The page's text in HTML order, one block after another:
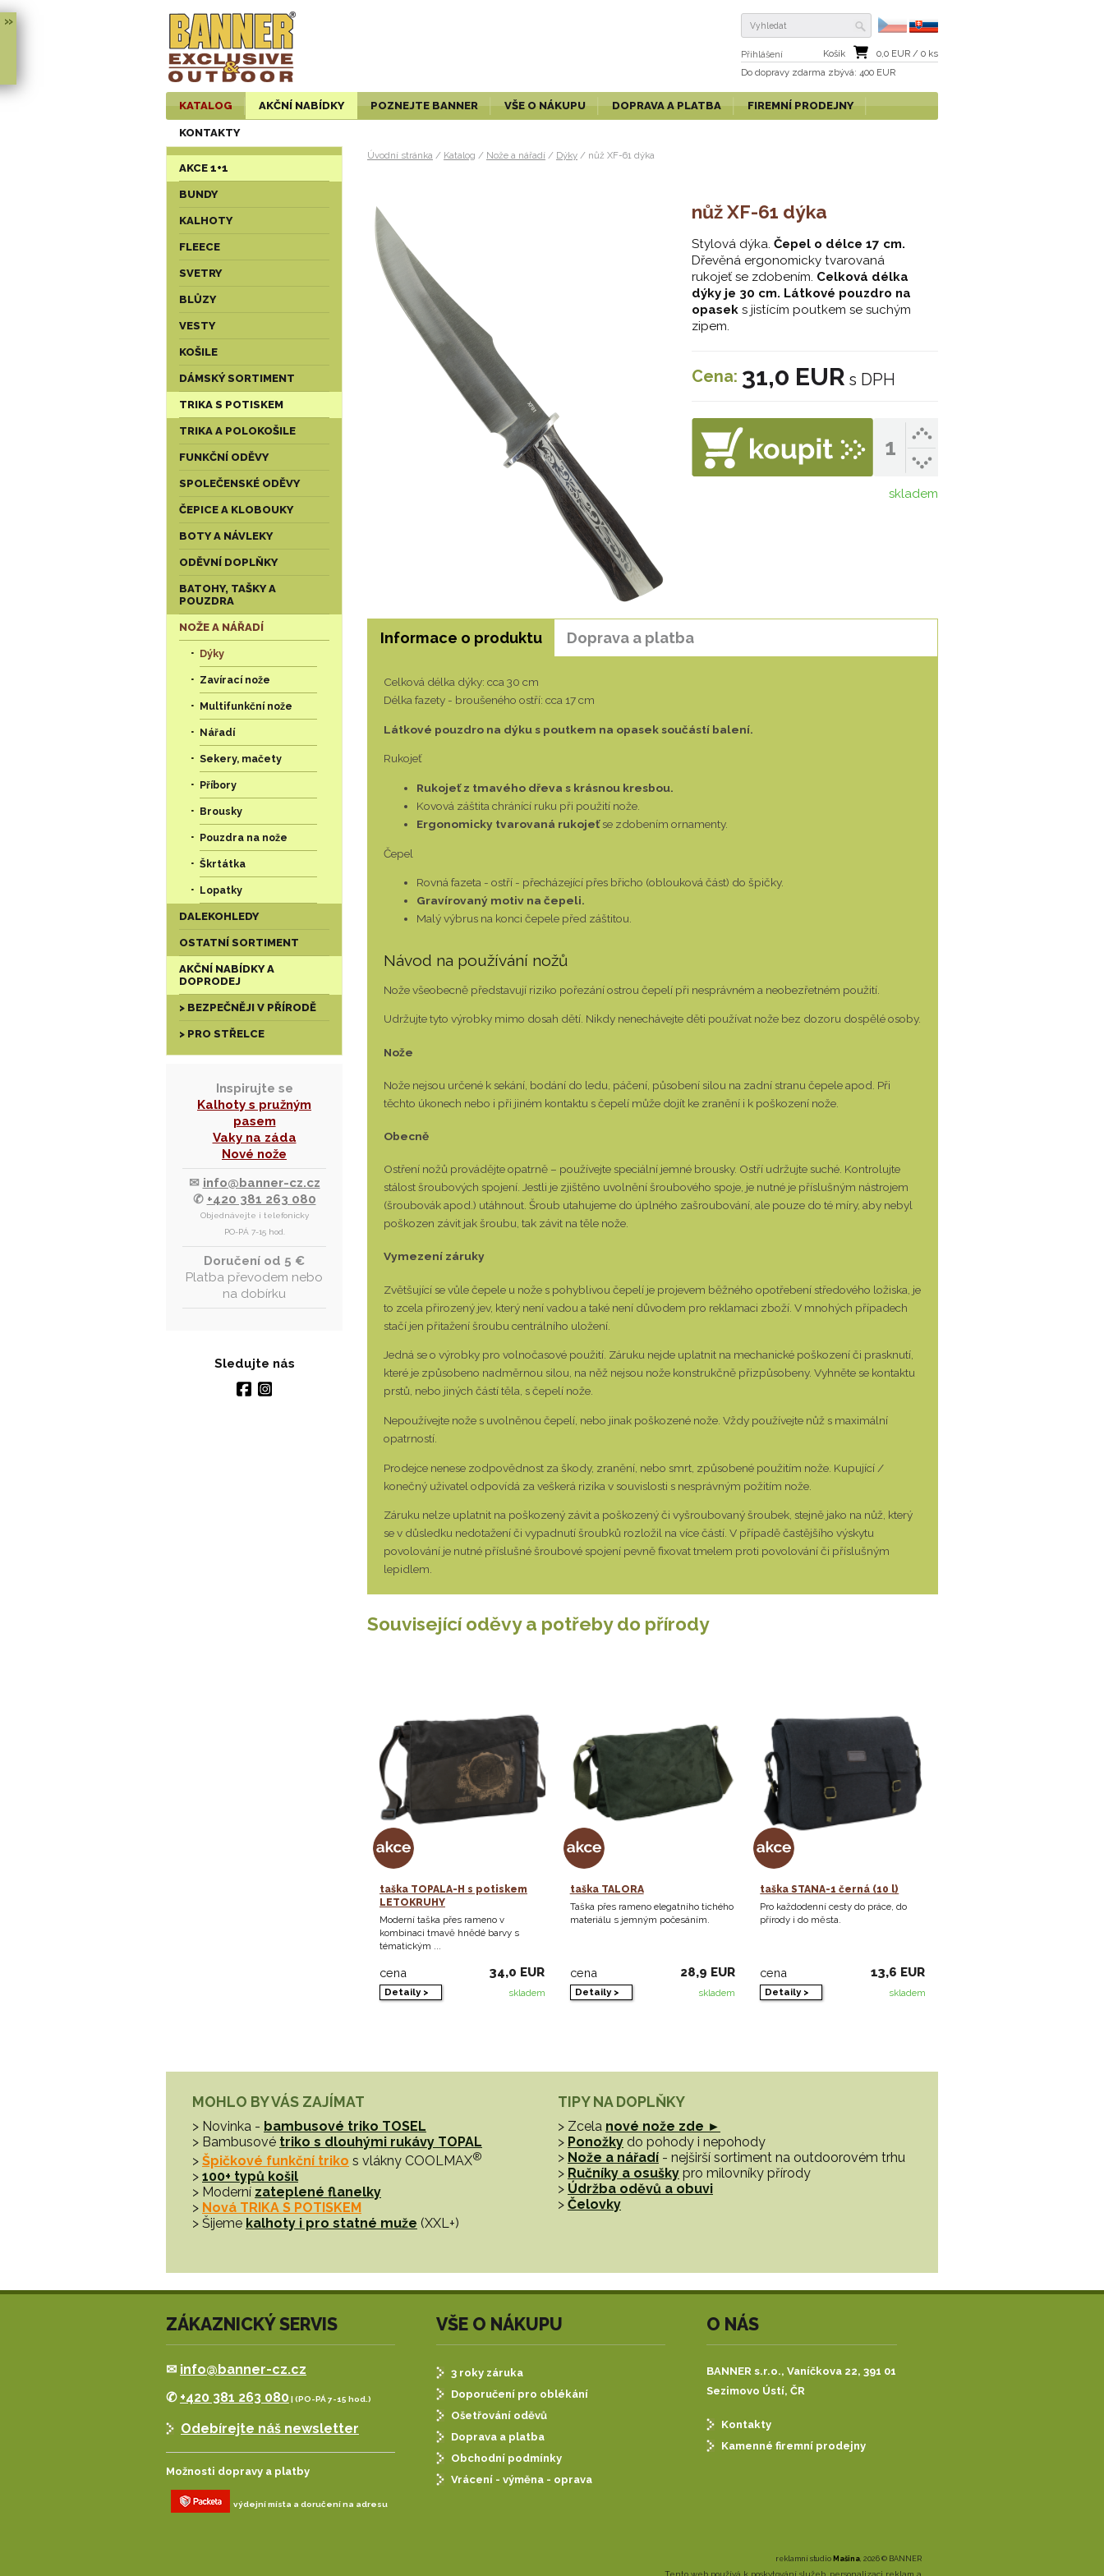
»
Přihlášení Košík 0,0 EUR / 0 ks
Do dopravy zdarma zbývá: 400 EUR
KATALOG AKČNÍ NABÍDKY POZNEJTE BANNER VŠE O NÁKUPU DOPRAVA A PLATBA FIREMNÍ PRODEJNY
KONTAKTY
AKCE 1+1
BUNDY
KALHOTY
FLEECE
SVETRY
BLŮZY
VESTY
KOŠILE
DÁMSKÝ SORTIMENT
TRIKA S POTISKEM
TRIKA A POLOKOŠILE
FUNKČNÍ ODĚVY
SPOLEČENSKÉ ODĚVY
ČEPICE A KLOBOUKY
BOTY A NÁVLEKY
ODĚVNÍ DOPLŇKY
BATOHY, TAŠKY A
POUZDRA
NOŽE A NÁŘADÍ
Dýky
Zavírací nože
Multifunkční nože
Nářadí
Sekery, mačety
Příbory
Brousky
Pouzdra na nože
Škrtátka
Lopatky
DALEKOHLEDY
OSTATNÍ SORTIMENT
AKČNÍ NABÍDKY A
DOPRODEJ
> BEZPEČNĚJI V PŘÍRODĚ
> PRO STŘELCE
Inspirujte se
Kalhoty s pružným
pasem
Vaky na záda
Nové nože
✉ info@banner-cz.cz
✆ +420 381 263 080
Objednávejte i telefonicky
PO-PÁ 7-15 hod.
Doručení od 5 €
Platba převodem nebo
na dobírku
Sledujte nás
Úvodní stránka / Katalog / Nože a nářadí / Dýky / nůž XF-61 dýka
nůž XF-61 dýka
Stylová dýka. Čepel o délce 17 cm.
Dřevěná ergonomicky tvarovaná
rukojeť se zdobením. Celková délka
dýky je 30 cm. Látkové pouzdro na
opasek s jistícím poutkem se suchým
zipem.
Cena: 31,0 EUR s DPH
skladem
Informace o produktu Doprava a platba
Celková délka dýky: cca 30 cm
Délka fazety - broušeného ostří: cca 17 cm
Látkové pouzdro na dýku s poutkem na opasek součástí balení.
Rukojeť
Rukojeť z tmavého dřeva s krásnou kresbou.
Kovová záštita chránící ruku při použití nože.
Ergonomicky tvarovaná rukojeťse zdobením ornamenty.
Čepel
Rovná fazeta - ostří - přecházející přes břicho (oblouková část) do špičky.
Gravírovaný motiv na čepeli.
Malý výbrus na konci čepele před záštitou.
Návod na používání nožů
Nože všeobecně představují riziko pořezání ostrou čepelí při nesprávném a neobezřetném použití.
Udržujte tyto výrobky mimo dosah dětí. Nikdy nenechávejte děti používat nože bez dozoru dospělé osoby.
Nože
Nože nejsou určené k sekání, bodání do ledu, páčení, působení silou na zadní stranu čepele apod. Při
těchto úkonech nebo i při jiném kontaktu s čepelí může dojít ke zranění i k poškození nože.
Obecně
Ostření nožů provádějte opatrně – používejte speciální jemné brousky. Ostří udržujte suché. Kontrolujte
stálost šroubových spojení. Jestli je zjištěno uvolnění šroubového spoje, je nutné je příslušným nástrojem
(šroubovák apod.) utáhnout. Šroub utahujeme do úplného zašroubování, ale pouze do té míry, aby nebyl
poškozen závit jak šroubu, tak závit na těle nože.
Vymezení záruky
Zvětšující se vůle čepele u nože s pohyblivou čepelí je projevem běžného opotřebení středového ložiska, je
to zcela přirozený jev, který není vadou a také není důvodem pro reklamaci zboží. V mnohých případech
stačí jen přitažení šroubu centrálního uložení.
Jedná se o výrobky pro volnočasové použití. Záruku nejde uplatnit na mechanické poškození či prasknutí,
které je způsobeno nadměrnou silou, na něž nejsou nože konstrukčně přizpůsobeny. Vyhněte se kontaktu
prstů, nebo jiných částí těla, s čepelí nože.
Nepoužívejte nože s uvolněnou čepelí, nebo jinak poškozené nože. Vždy používejte nůž s maximální
opatrností.
Prodejce nenese zodpovědnost za škody, zranění, nebo smrt, způsobené použitím nože. Kupující /
konečný uživatel odpovídá za veškerá rizika v souvislosti s nesprávným požitím nože.
Záruku nelze uplatnit na poškozený závit a poškozený či vyšroubovaný šroubek, stejně jako na nůž, který
se v důsledku nedotažení či vypadnutí šroubků rozložil na více částí. V případě častějšího výskytu
povolování je nutné příslušné šroubové spojení pevně fixovat tmelem proti povolování či příslušným
lepidlem.
Související oděvy a potřeby do přírody
taška TOPALA-H s potiskem
LETOKRUHY
Moderní taška přes rameno v
kombinaci tmavě hnědé barvy s
tématickým ...
cena 34,0 EUR
Detaily > skladem
taška TALORA
Taška přes rameno elegatního tichého
materiálu s jemným počesáním.
cena 28,9 EUR
Detaily > skladem
taška STANA-1 černá (10 l)
Pro každodenní cesty do práce, do
přírody i do města.
cena 13,6 EUR
Detaily > skladem
MOHLO BY VÁS ZAJÍMAT
> Novinka - bambusové triko TOSEL
> Bambusové triko s dlouhými rukávy TOPAL
> Špičkové funkční triko s vlákny COOLMAX®
> 100+ typů košil
> Moderní zateplené flanelky
> Nová TRIKA S POTISKEM
> Šijeme kalhoty i pro statné muže (XXL+)
TIPY NA DOPLŇKY
> Zcela nové nože zde ►
> Ponožky do pohody i nepohody
> Nože a nářadí - nejširší sortiment na outdoorovém trhu
> Ručníky a osušky pro milovníky přírody
> Údržba oděvů a obuvi
> Čelovky
ZÁKAZNICKÝ SERVIS
✉ info@banner-cz.cz
✆ +420 381 263 080| (PO-PÁ 7-15 hod.)
Odebírejte náš newsletter
Možnosti dopravy a platby
výdejní místa a doručení na adresu
VŠE O NÁKUPU
3 roky záruka
Doporučení pro oblékání
Ošetřování oděvů
Doprava a platba
Obchodní podmínky
Vrácení - výměna - oprava
O NÁS
BANNER s.r.o., Vaníčkova 22, 391 01
Sezimovo Ústí, ČR
Kontakty
Kamenné firemní prodejny
reklamní studio Mašina , 2026 © BANNER
Tento web používá k poskytování služeb, personalizaci reklam a